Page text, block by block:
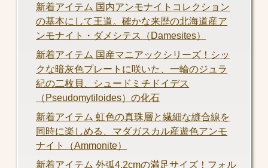
新着アイテム 国内アンモナイトコレクション
の基本にして王道。確かな来歴の北海道産ア
ンモナイト・ダメシテス（Damesites）
新着アイテム 国産マニアックシリーズ！シッ
クな暗灰色プレートに咲いた、一輪のジュラ
紀の二枚貝、シュードミチドイデス
（Pseudomytiloides）の化石
新着アイテム 虹色の真珠層と繊細な縫合線を
同時に楽しめる、マダガスカル産遊色アンモ
ナイト（Ammonite）
新着アイテム 外弧4.2cmの満足サイズ！フォル